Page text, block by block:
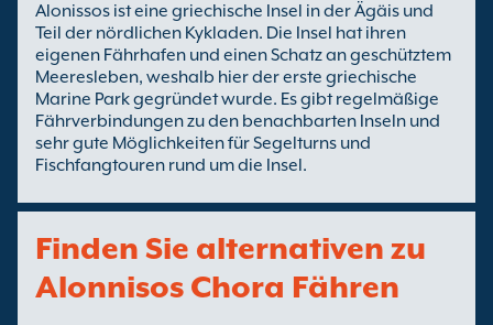
Alonissos ist eine griechische Insel in der Ägäis und
Teil der nördlichen Kykladen. Die Insel hat ihren
eigenen Fährhafen und einen Schatz an geschütztem
Meeresleben, weshalb hier der erste griechische
Marine Park gegründet wurde. Es gibt regelmäßige
Fährverbindungen zu den benachbarten Inseln und
sehr gute Möglichkeiten für Segelturns und
Fischfangtouren rund um die Insel.
Finden Sie alternativen zu
Alonnisos Chora Fähren